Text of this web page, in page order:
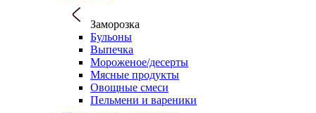
Заморозка
Бульоны
Выпечка
Мороженое/десерты
Мясные продукты
Овощные смеси
Пельмени и вареники